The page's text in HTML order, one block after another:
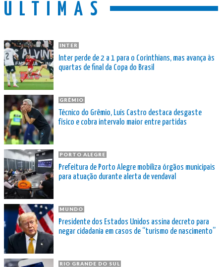
ÚLTIMAS
INTER
Inter perde de 2 a 1 para o Corinthians, mas avança às
quartas de final da Copa do Brasil
GRÊMIO
Técnico do Grêmio, Luís Castro destaca desgaste
físico e cobra intervalo maior entre partidas
PORTO ALEGRE
Prefeitura de Porto Alegre mobiliza órgãos municipais
para atuação durante alerta de vendaval
MUNDO
Presidente dos Estados Unidos assina decreto para
negar cidadania em casos de “turismo de nascimento”
RIO GRANDE DO SUL